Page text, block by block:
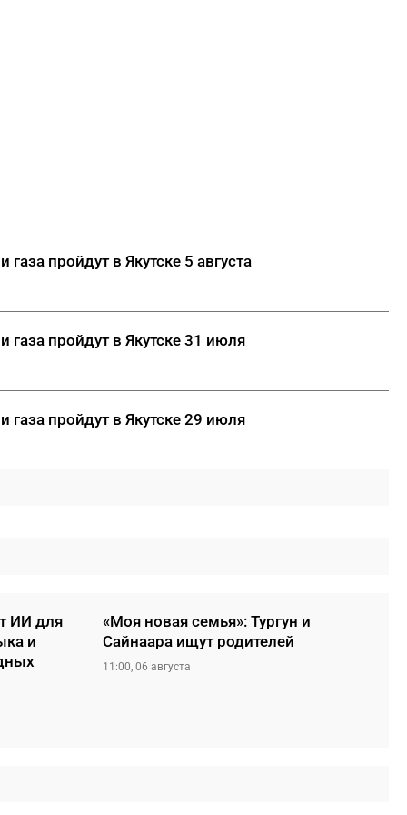
пройдут в Якутске 5 августа
газа пройдут в Якутске 31 июля
газа пройдут в Якутске 29 июля
ИИ для
и
«Моя новая семья»: Тургун и
Сайнаара ищут родителей
11:00, 06 августа